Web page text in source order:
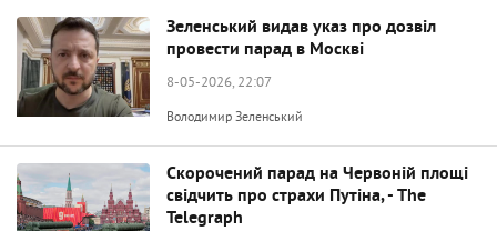
Зеленський видав указ про дозвіл
провести парад в Москві
8-05-2026, 22:07
Володимир Зеленський
Скорочений парад на Червоній площі
свідчить про страхи Путіна, - The
Telegraph